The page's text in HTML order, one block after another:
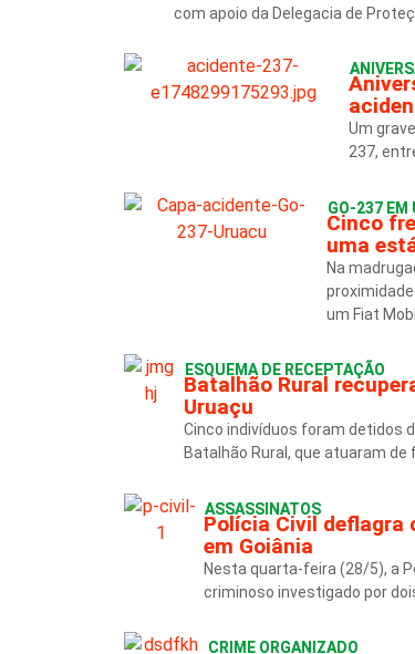
com apoio da Delegacia de
Um
237,
GO-237 EM
Cinco
uma
Na
um Fiat
ESQUEMA DE RECEPTAÇÃO
Batalhão Rural
Uruaçu
Cinco indivíduos foram detidos
Batalhão Rural, que atuaram de
ASSASSINATOS
Polícia Civil deflagra
em Goiânia
Nesta quarta-feira (28/5), a
criminoso investigado por
CRIME ORGANIZADO